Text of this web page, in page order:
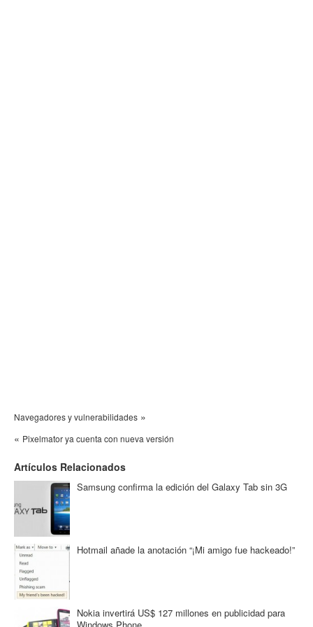
Navegadores y vulnerabilidades »
« Pixelmator ya cuenta con nueva versión
Artículos Relacionados
Samsung confirma la edición del Galaxy Tab sin 3G
Hotmail añade la anotación “¡Mi amigo fue hackeado!”
Nokia invertirá US$ 127 millones en publicidad para